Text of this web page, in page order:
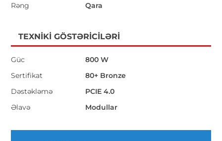
Rəng
Qara
TEXNIKI GÖSTƏRICILƏRI
Güc
800 W
Sertifikat
80+ Bronze
Dəstəkləmə
PCIE 4.0
Əlavə
Modullar